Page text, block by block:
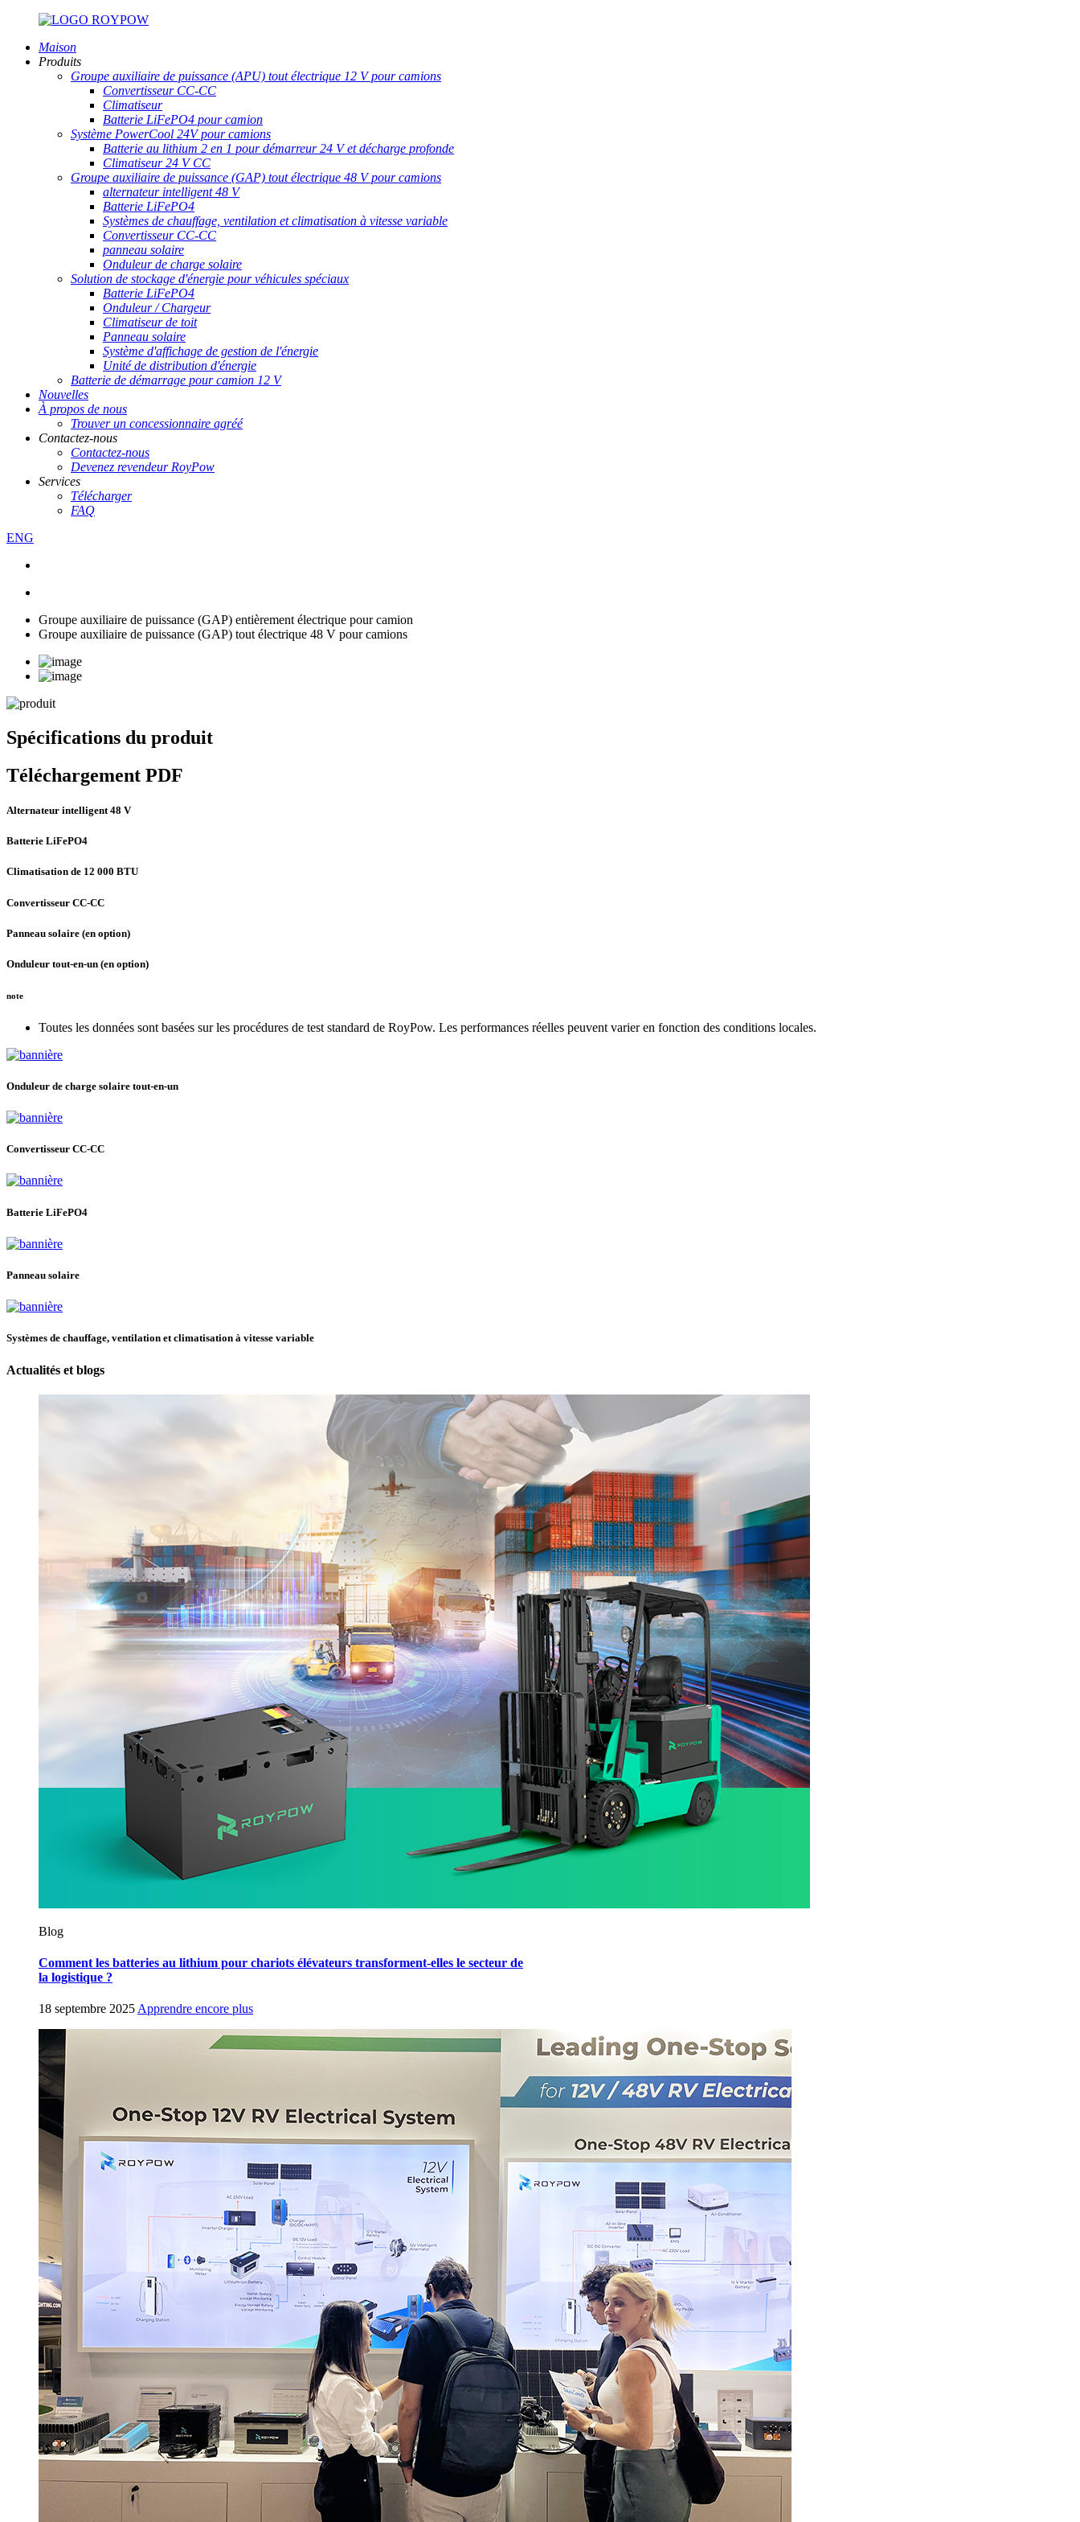
Maison
Produits
Groupe auxiliaire de puissance (APU) tout électrique 12 V pour camions
Convertisseur CC-CC
Climatiseur
Batterie LiFePO4 pour camion
Système PowerCool 24V pour camions
Batterie au lithium 2 en 1 pour démarreur 24 V et décharge profonde
Climatiseur 24 V CC
Groupe auxiliaire de puissance (GAP) tout électrique 48 V pour camions
alternateur intelligent 48 V
Batterie LiFePO4
Systèmes de chauffage, ventilation et climatisation à vitesse variable
Convertisseur CC-CC
panneau solaire
Onduleur de charge solaire
Solution de stockage d'énergie pour véhicules spéciaux
Batterie LiFePO4
Onduleur / Chargeur
Climatiseur de toit
Panneau solaire
Système d'affichage de gestion de l'énergie
Unité de distribution d'énergie
Batterie de démarrage pour camion 12 V
Nouvelles
À propos de nous
Trouver un concessionnaire agréé
Contactez-nous
Contactez-nous
Devenez revendeur RoyPow
Services
Télécharger
FAQ
ENG
Groupe auxiliaire de puissance (GAP) entièrement électrique pour camion
Groupe auxiliaire de puissance (GAP) tout électrique 48 V pour camions
Spécifications du produit
Téléchargement PDF
Alternateur intelligent 48 V
Batterie LiFePO4
Climatisation de 12 000 BTU
Convertisseur CC-CC
Panneau solaire (en option)
Onduleur tout-en-un (en option)
note
Toutes les données sont basées sur les procédures de test standard de RoyPow. Les performances réelles peuvent varier en fonction des conditions locales.
Onduleur de charge solaire tout-en-un
Convertisseur CC-CC
Batterie LiFePO4
Panneau solaire
Systèmes de chauffage, ventilation et climatisation à vitesse variable
Actualités et blogs
Blog
Comment les batteries au lithium pour chariots élévateurs transforment-elles le secteur de
la logistique ?
18 septembre 2025 Apprendre encore plus